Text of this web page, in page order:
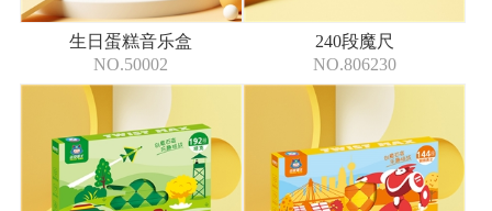
生日蛋糕音乐盒
NO.50002
240段魔尺
NO.806230